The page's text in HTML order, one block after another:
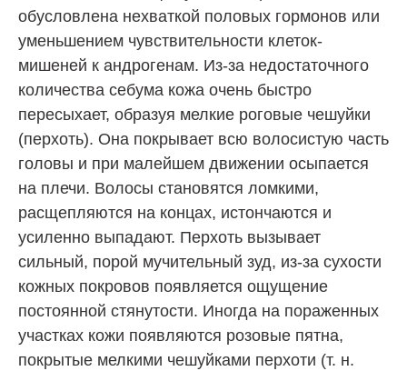
обусловлена нехваткой половых гормонов или
уменьшением чувствительности клеток-
мишеней к андрогенам. Из-за недостаточного
количества себума кожа очень быстро
пересыхает, образуя мелкие роговые чешуйки
(перхоть). Она покрывает всю волосистую часть
головы и при малейшем движении осыпается
на плечи. Волосы становятся ломкими,
расщепляются на концах, истончаются и
усиленно выпадают. Перхоть вызывает
сильный, порой мучительный зуд, из-за сухости
кожных покровов появляется ощущение
постоянной стянутости. Иногда на пораженных
участках кожи появляются розовые пятна,
покрытые мелкими чешуйками перхоти (т. н.